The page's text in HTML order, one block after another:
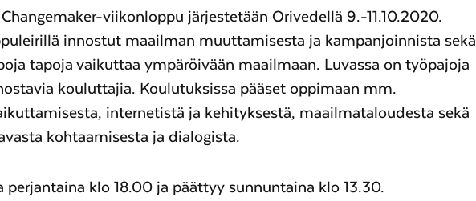
Changemaker-viikonloppu järjestetään Orivedellä 9.-11.10.2020.
innostut maailman muuttamisesta ja kampanjoinnista sekä
tapoja vaikuttaa ympäröivään maailmaan. Luvassa on työpajoja
kouluttajia. Koulutuksissa pääset oppimaan mm.
internetistä ja kehityksestä, maailmataloudesta sekä
kohtaamisesta ja dialogista.
perjantaina klo 18.00 ja päättyy sunnuntaina klo 13.30.